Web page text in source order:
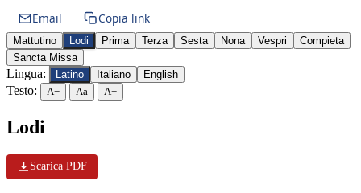
Email
Copia link
Mattutino Lodi Prima Terza Sesta Nona Vespri
Compieta
Sancta Missa
Lingua: Latino Italiano English
Testo: A− Aa A+
Lodi
Scarica PDF